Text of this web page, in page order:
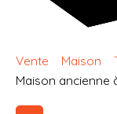
Vente Maison
Maison ancienne